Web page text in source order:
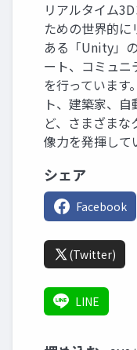
リアルタイム
ための世界的
ある「Unity」
ート、コミュニ
を行っています
ト、建築家、
ど、さまざま
像力を発揮して
シェア
Facebook
(Twitter)
LINE